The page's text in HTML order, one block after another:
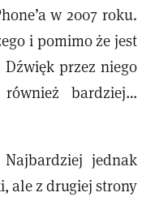
w 2007 roku.
i pomimo że jest
Dźwięk przez niego
bardziej…
jednak
ale z drugiej strony